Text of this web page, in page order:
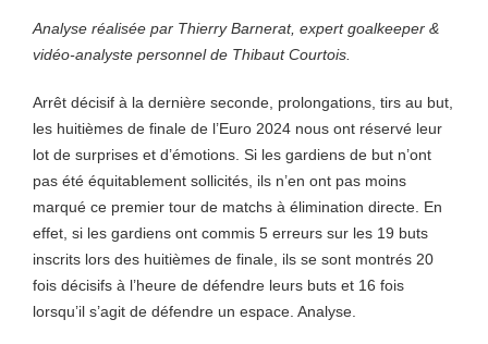
Analyse réalisée par Thierry Barnerat, expert goalkeeper &
vidéo-analyste personnel de Thibaut Courtois.
Arrêt décisif à la dernière seconde, prolongations, tirs au but,
les huitièmes de finale de l’Euro 2024 nous ont réservé leur
lot de surprises et d’émotions. Si les gardiens de but n’ont
pas été équitablement sollicités, ils n’en ont pas moins
marqué ce premier tour de matchs à élimination directe. En
effet, si les gardiens ont commis 5 erreurs sur les 19 buts
inscrits lors des huitièmes de finale, ils se sont montrés 20
fois décisifs à l’heure de défendre leurs buts et 16 fois
lorsqu’il s’agit de défendre un espace. Analyse.